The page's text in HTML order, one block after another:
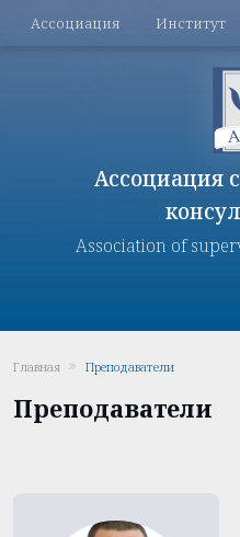
Меню разделов
Ассоциация Институт
Ассоциация
Association of
Главная Преподаватели
Преподаватели